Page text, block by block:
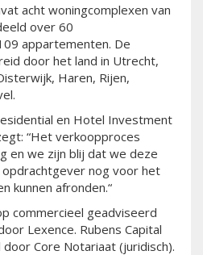
acht woningcomplexen van
over 60
appartementen. De
door het land in Utrecht,
Haren, Rijen,
en Hotel Investment
“Het verkoopproces
en we zijn blij dat we deze
nog voor het
kunnen afronden.“
commercieel geadviseerd
Lexence. Rubens Capital
Core Notariaat (juridisch).